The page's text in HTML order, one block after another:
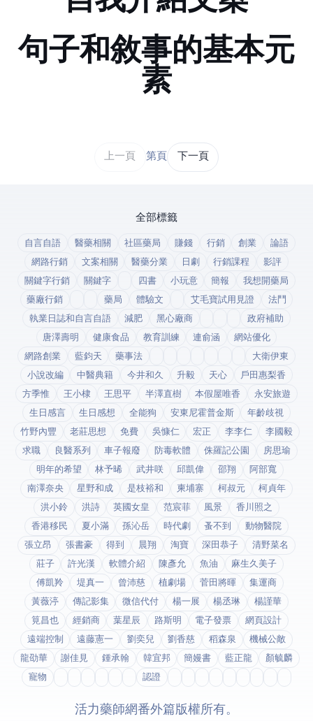
句子和敘事的基本元
素
上一頁 第 1 / 43 頁 下一頁
全部標籤
自言自語 醫藥相關 社區藥局 賺錢 行銷 創業
論語
網路行銷
文案相關 醫藥分業 日劇 行銷課程
影評
關鍵字行銷
關鍵字 四書 小玩意 簡報
我想開藥局
藥廠行銷
藥局 體驗文 艾毛寶試用見證
法鬥
執業日誌和自言自語
減肥 黑心廠商
政府補助
唐澤壽明
健康食品 教育訓練 連俞涵
網站優化
網路創業
藍鈞天 藥事法
大衛伊東
小說改編
中醫典籍 今井和久 升毅 天心
戶田惠梨香
方季惟
王小棣 王思平 半澤直樹 本假屋唯香
永安旅遊
生日感言
生日感想 全能狗 安東尼霍普金斯
年齡歧視
竹野內豐
老莊思想 免費 吳慷仁 宏正 李李仁
李國毅
求職
良醫系列 車子報廢 防毒軟體 侏羅記公園
房思瑜
明年的希望
林予晞 武井咲 邱凱偉 邵翔
阿部寬
南澤奈央
星野和成 是枝裕和 柬埔寨 柯叔元
柯貞年
洪小鈴
洪詩 英國女皇 范宸菲 風景
香川照之
香港移民
夏小滿 孫沁岳 時代劇 蚤不到
動物醫院
張立昂
張書豪 得到app 晨翔 淘寶 深田恭子
清野菜名
莊子
許光漢 軟體介紹 陳彥允 魚油
麻生久美子
傅凱羚
堤真一 曾沛慈 植劇場 菅田將暉
集運商
黃薇渟
傳記影集 微信代付 楊一展 楊丞琳
楊謹華
筧昌也
經銷商 葉星辰 路斯明 電子發票
網頁設計
遠端控制
遠藤憲一 劉奕兒 劉香慈 稻森泉
機械公敵
龍劭華
謝佳見 鍾承翰 韓宜邦 簡嫚書 藍正龍
顏毓麟
寵物
fda認證
© 2026 活力藥師網番外篇. 版權所有。